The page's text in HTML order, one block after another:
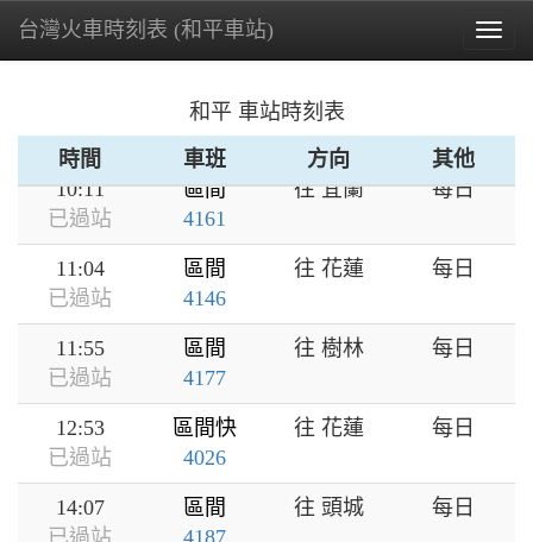
台灣火車時刻表 (和平車站)
和平 車站時刻表
時間
車班 方向 其他
09:08
已過站
區間
4124
已過站
區間快
4019
往 樹林
10:11
已過站
區間
4161
往 宜蘭 每日
11:04
已過站
區間
4146
往 花蓮 每日
11:55
已過站
區間
4177
往 樹林 每日
12:53
已過站
區間快
4026
往 花蓮 每日
14:07
已過站
區間
4187
往 頭城 每日